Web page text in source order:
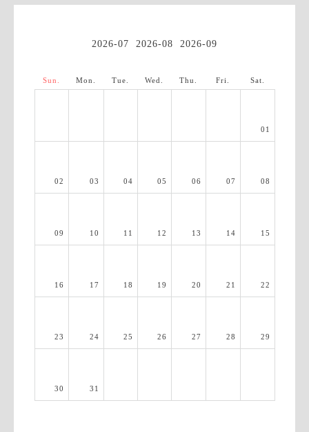
2026-07 2026-08 2026-09
Sun. Mon. Tue. Wed. Thu. Fri. Sat.
01
02 03 04 05 06 07 08
09 10 11 12 13 14 15
16 17 18 19 20 21 22
23 24 25 26 27 28 29
30 31